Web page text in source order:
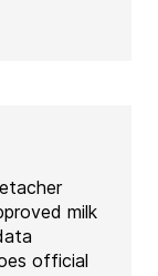
milk
official